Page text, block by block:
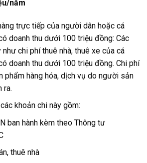
năm
trực tiếp của người dân hoặc cá
doanh thu dưới 100 triệu đồng: Các
chi phí thuê nhà, thuê xe của cá
doanh thu dưới 100 triệu đồng. Chi phí
phẩm hàng hóa, dịch vụ do người sản
ra.
khoản chi này gồm:
ban hành kèm theo Thông tư
thuê nhà